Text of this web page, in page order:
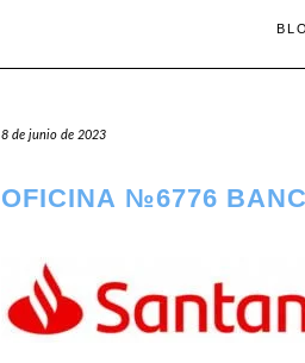
8 de junio de 2023
OFICINA №6776